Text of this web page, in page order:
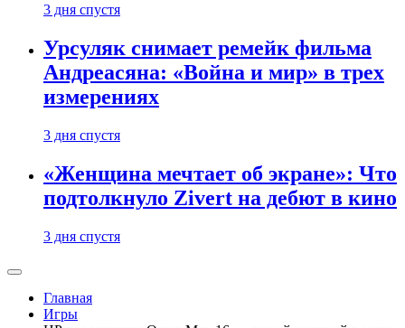
3 дня спустя
Урсуляк снимает ремейк фильма
Андреасяна: «Война и мир» в трех
измерениях
3 дня спустя
«Женщина мечтает об экране»: Что
подтолкнуло Zivert на дебют в кино
3 дня спустя
Главная
Игры